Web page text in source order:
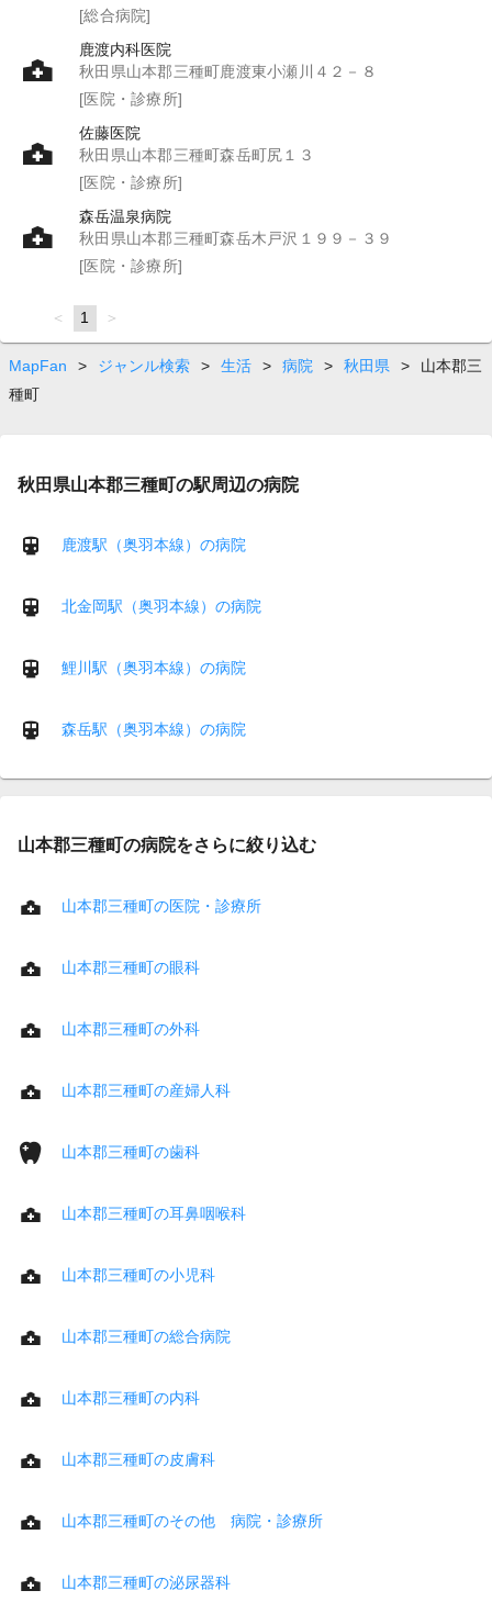
[総合病院]
鹿渡内科医院
秋田県山本郡三種町鹿渡東小瀬川４２－８
[医院・診療所]
佐藤医院
秋田県山本郡三種町森岳町尻１３
[医院・診療所]
森岳温泉病院
秋田県山本郡三種町森岳木戸沢１９９－３９
[医院・診療所]
page
You're
on
page
1 page
MapFan > ジャンル検索 > 生活 > 病院 > 秋田県 >
山本郡三
種町
秋田県山本郡三種町の駅周辺の病院
鹿渡駅（奥羽本線）の病院
北金岡駅（奥羽本線）の病院
鯉川駅（奥羽本線）の病院
森岳駅（奥羽本線）の病院
山本郡三種町の病院をさらに絞り込む
山本郡三種町の医院・診療所
山本郡三種町の眼科
山本郡三種町の外科
山本郡三種町の産婦人科
山本郡三種町の歯科
山本郡三種町の耳鼻咽喉科
山本郡三種町の小児科
山本郡三種町の総合病院
山本郡三種町の内科
山本郡三種町の皮膚科
山本郡三種町のその他 病院・診療所
山本郡三種町の泌尿器科